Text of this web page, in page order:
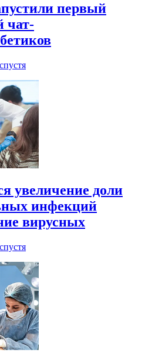
первый
чат-
увеличение доли
инфекций
вирусных